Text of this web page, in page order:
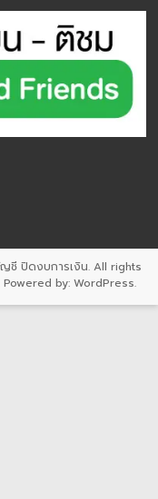
ชี ปิดงบการเงิน. All rights
Powered by:WordPress.